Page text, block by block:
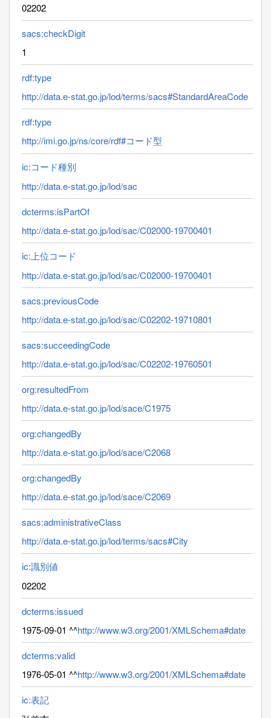
02202
sacs:checkDigit
1
rdf:type
http://data.e-stat.go.jp/lod/terms/sacs#StandardAreaCode
rdf:type
http://imi.go.jp/ns/core/rdf#コード型
ic:コード種別
http://data.e-stat.go.jp/lod/sac
dcterms:isPartOf
http://data.e-stat.go.jp/lod/sac/C02000-19700401
ic:上位コード
http://data.e-stat.go.jp/lod/sac/C02000-19700401
sacs:previousCode
http://data.e-stat.go.jp/lod/sac/C02202-19710801
sacs:succeedingCode
http://data.e-stat.go.jp/lod/sac/C02202-19760501
org:resultedFrom
http://data.e-stat.go.jp/lod/sace/C1975
org:changedBy
http://data.e-stat.go.jp/lod/sace/C2068
org:changedBy
http://data.e-stat.go.jp/lod/sace/C2069
sacs:administrativeClass
http://data.e-stat.go.jp/lod/terms/sacs#City
ic:識別値
02202
dcterms:issued
1975-09-01 ^^http://www.w3.org/2001/XMLSchema#date
dcterms:valid
1976-05-01 ^^http://www.w3.org/2001/XMLSchema#date
ic:表記